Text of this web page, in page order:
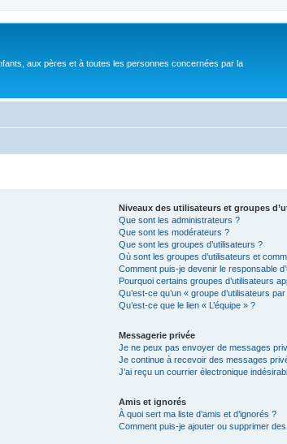
aux pères et à toutes les personnes concernées par la
Niveaux des utilisateurs et groupes
Que sont les administrateurs ?
Que sont les modérateurs ?
Que sont les groupes d’utilisateurs ?
Où sont les groupes d’utilisateurs et
Comment puis-je devenir le responsable
Pourquoi certains groupes d’utilisateurs
Qu’est-ce qu’un « groupe d’utilisateurs
Qu’est-ce que le lien « L’équipe » ?
Messagerie privée
Je ne peux pas envoyer de messages
Je continue à recevoir des messages
J’ai reçu un courrier électronique
Amis et ignorés
À quoi sert ma liste d’amis et d’ignorés ?
Comment puis-je ajouter ou supprimer